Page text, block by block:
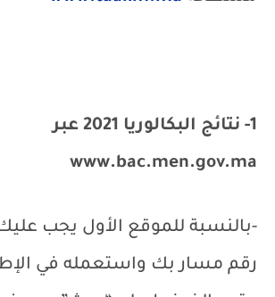
1- نتائج البكالوريا 2021 عبر
www.bac.men.gov.ma
-بالنسبة للموقع الأول يجب
رقم مسار بك واستعمله في